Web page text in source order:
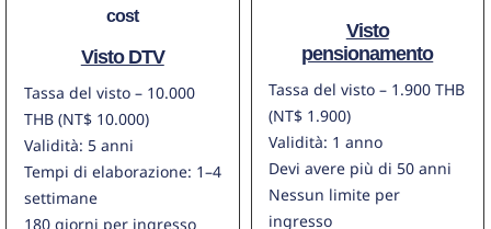
cost
Visto DTV
Tassa del visto – 10.000
THB (NT$ 10.000)
Validità: 5 anni
Tempi di elaborazione: 1–4
settimane
180 giorni per ingresso
Visto
pensionamento
Tassa del visto – 1.900 THB
(NT$ 1.900)
Validità: 1 anno
Devi avere più di 50 anni
Nessun limite per
ingresso